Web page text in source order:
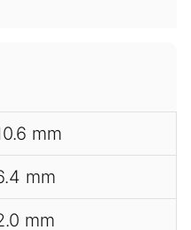
mm
mm
mm